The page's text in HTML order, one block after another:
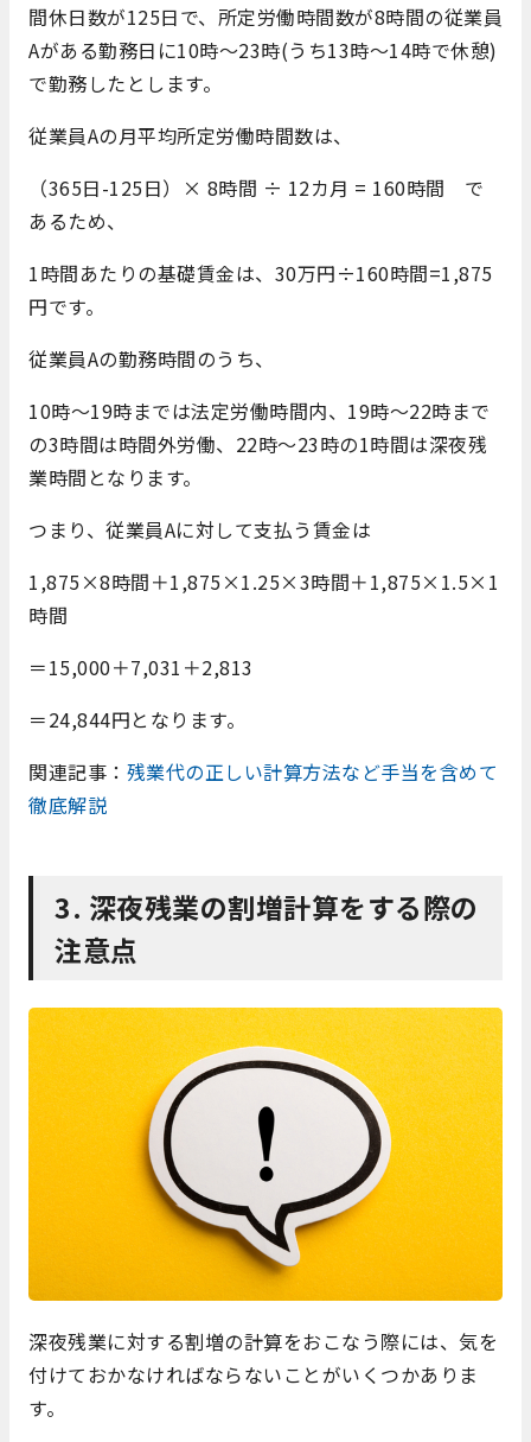
間休日数が125日で、所定労働時間数が8時間の従業員
Aがある勤務日に10時～23時(うち13時～14時で休憩)
で勤務したとします。
従業員Aの月平均所定労働時間数は、
（365日-125日）× 8時間 ÷ 12カ月 = 160時間 で
あるため、
1時間あたりの基礎賃金は、30万円÷160時間=1,875
円です。
従業員Aの勤務時間のうち、
10時～19時までは法定労働時間内、19時～22時まで
の3時間は時間外労働、22時～23時の1時間は深夜残
業時間となります。
つまり、従業員Aに対して支払う賃金は
1,875×8時間＋1,875×1.25×3時間＋1,875×1.5×1
時間
＝15,000＋7,031＋2,813
＝24,844円となります。
関連記事： 残業代の正しい計算方法など手当を含めて
徹底解説
3. 深夜残業の割増計算をする際の
注意点
深夜残業に対する割増の計算をおこなう際には、気を
付けておかなければならないことがいくつかありま
す。